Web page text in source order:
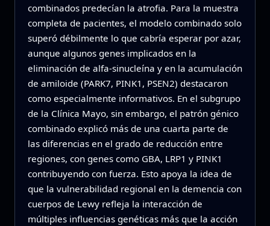
combinados predecían la atrofia. Para la muestra
completa de pacientes, el modelo combinado solo
superó débilmente lo que cabría esperar por azar,
aunque algunos genes implicados en la
eliminación de alfa‑sinucleína y en la acumulación
de amiloide (PARK7, PINK1, PSEN2) destacaron
como especialmente informativos. En el subgrupo
de la Clínica Mayo, sin embargo, el patrón génico
combinado explicó más de una cuarta parte de
las diferencias en el grado de reducción entre
regiones, con genes como GBA, LRP1 y PINK1
contribuyendo con fuerza. Esto apoya la idea de
que la vulnerabilidad regional en la demencia con
cuerpos de Lewy refleja la interacción de
múltiples influencias genéticas más que la acción